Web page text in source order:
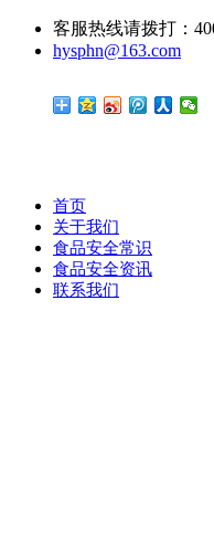
客服热线请拨打：
hysphn@163.com
首页
关于我们
食品安全常识
食品安全资讯
联系我们